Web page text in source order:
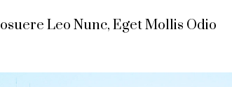
Leo Nunc, Eget Mollis Odio